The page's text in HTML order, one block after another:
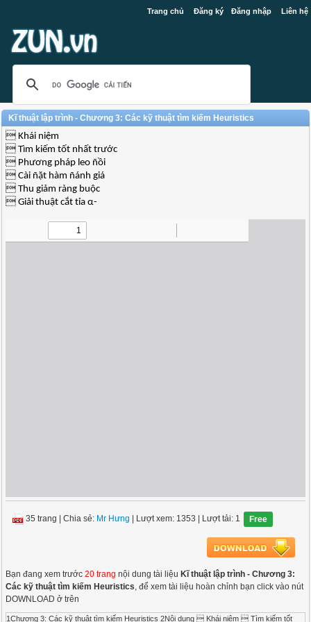
Trang chủ Đăng ký Đăng nhập Liên hệ
Kĩ thuật lập trình - Chương 3: Các kỹ thuật tìm kiếm Heuristics
 Khái niệm
 Tìm kiếm tốt nhất trước
 Phương pháp leo ñồi
 Cài ñặt hàm ñánh giá
 Thu giảm ràng buộc
 Giải thuật cắt tỉa α-
35 trang |Chia sẻ: Mr Hưng | Lượt xem: 1353 | Lượt tải: 1 Free
Bạn đang xem trước20 trang nội dung tài liệu Kĩ thuật lập trình - Chương 3:
Các kỹ thuật tìm kiếm Heuristics, để xem tài liệu hoàn chỉnh bạn click vào nút
DOWNLOAD ở trên
1Chương 3: Các kỹ thuật tìm kiếm Heuristics 2Nội dung  Khái niệm  Tìm kiếm tốt